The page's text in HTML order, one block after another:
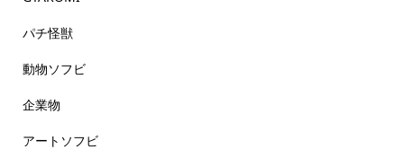
パチ怪獣
動物ソフビ
企業物
アートソフビ